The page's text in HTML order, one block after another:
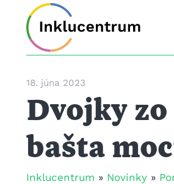
18. júna 2023
Dvojky
bašta
Inklucentrum » Novinky»